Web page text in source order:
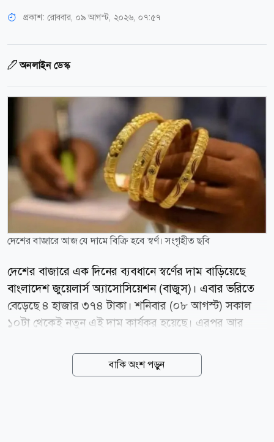
প্রকাশ: রোববার, ০৯ আগস্ট, ২০২৬, ০৭:৫৭
অনলাইন ডেস্ক
দেশের বাজারে আজ যে দামে বিক্রি হবে স্বর্ণ। সংগৃহীত ছবি
দেশের বাজারে এক দিনের ব্যবধানে স্বর্ণের দাম বাড়িয়েছে
বাংলাদেশ জুয়েলার্স অ্যাসোসিয়েশন (বাজুস)। এবার ভরিতে
বেড়েছে ৪ হাজার ৩৭৪ টাকা। শনিবার (০৮ আগস্ট) সকাল
১০টা থেকেই নতুন এই দাম কার্যকর হয়েছে। এরপর আর
বাজারে একই দামে বিক্রি হবে স্বর্ণ। বাজুস জানিয়েছে, স্থানীয়
বাজারে তেজাবি স্বর্ণের (পিওর গোল্ড) মূল্য বেড়েছে। ফলে
বাকি অংশ পড়ুন